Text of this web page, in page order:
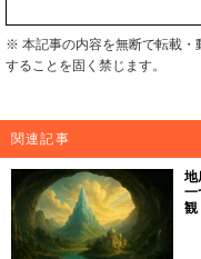
※ 本記事の内容を無断で転載・
することを固く禁じます。
関連記事
地
一
観